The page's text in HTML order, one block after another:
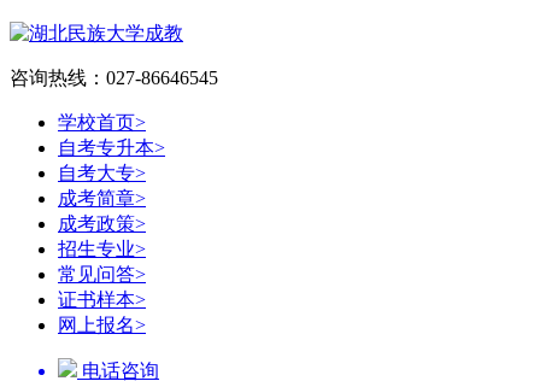
咨询热线：027-86646545
学校首页>
自考专升本>
自考大专>
成考简章>
成考政策>
招生专业>
常见问答>
证书样本>
网上报名>
电话咨询